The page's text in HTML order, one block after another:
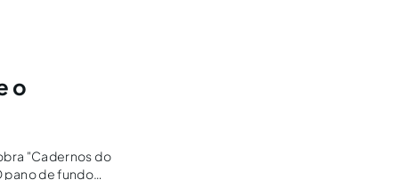
o
"Cadernos do
pano de fundo